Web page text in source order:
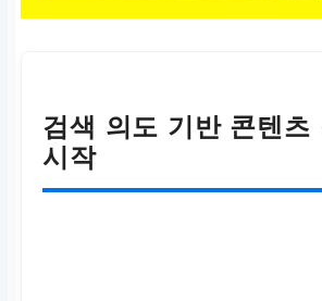
검색 의도 기반 콘텐츠
시작